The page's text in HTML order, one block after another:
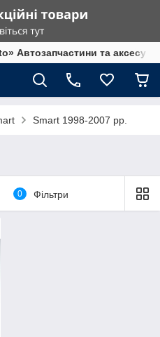
Автозапчастини та
Smart 1998-2007 рр.
0 Фільтри